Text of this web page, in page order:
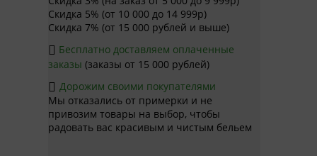
Скидка 5% (от 10 000 до 14 999р)
Скидка 7% (от 15 000 рублей и выше)
 Бесплатно доставляем оплаченные
заказы (заказы от 15 000 рублей)
 Дорожим своими покупателями
Мы отказались от примерки и не
привозим товары на выбор, чтобы
радовать вас красивым и чистым бельем